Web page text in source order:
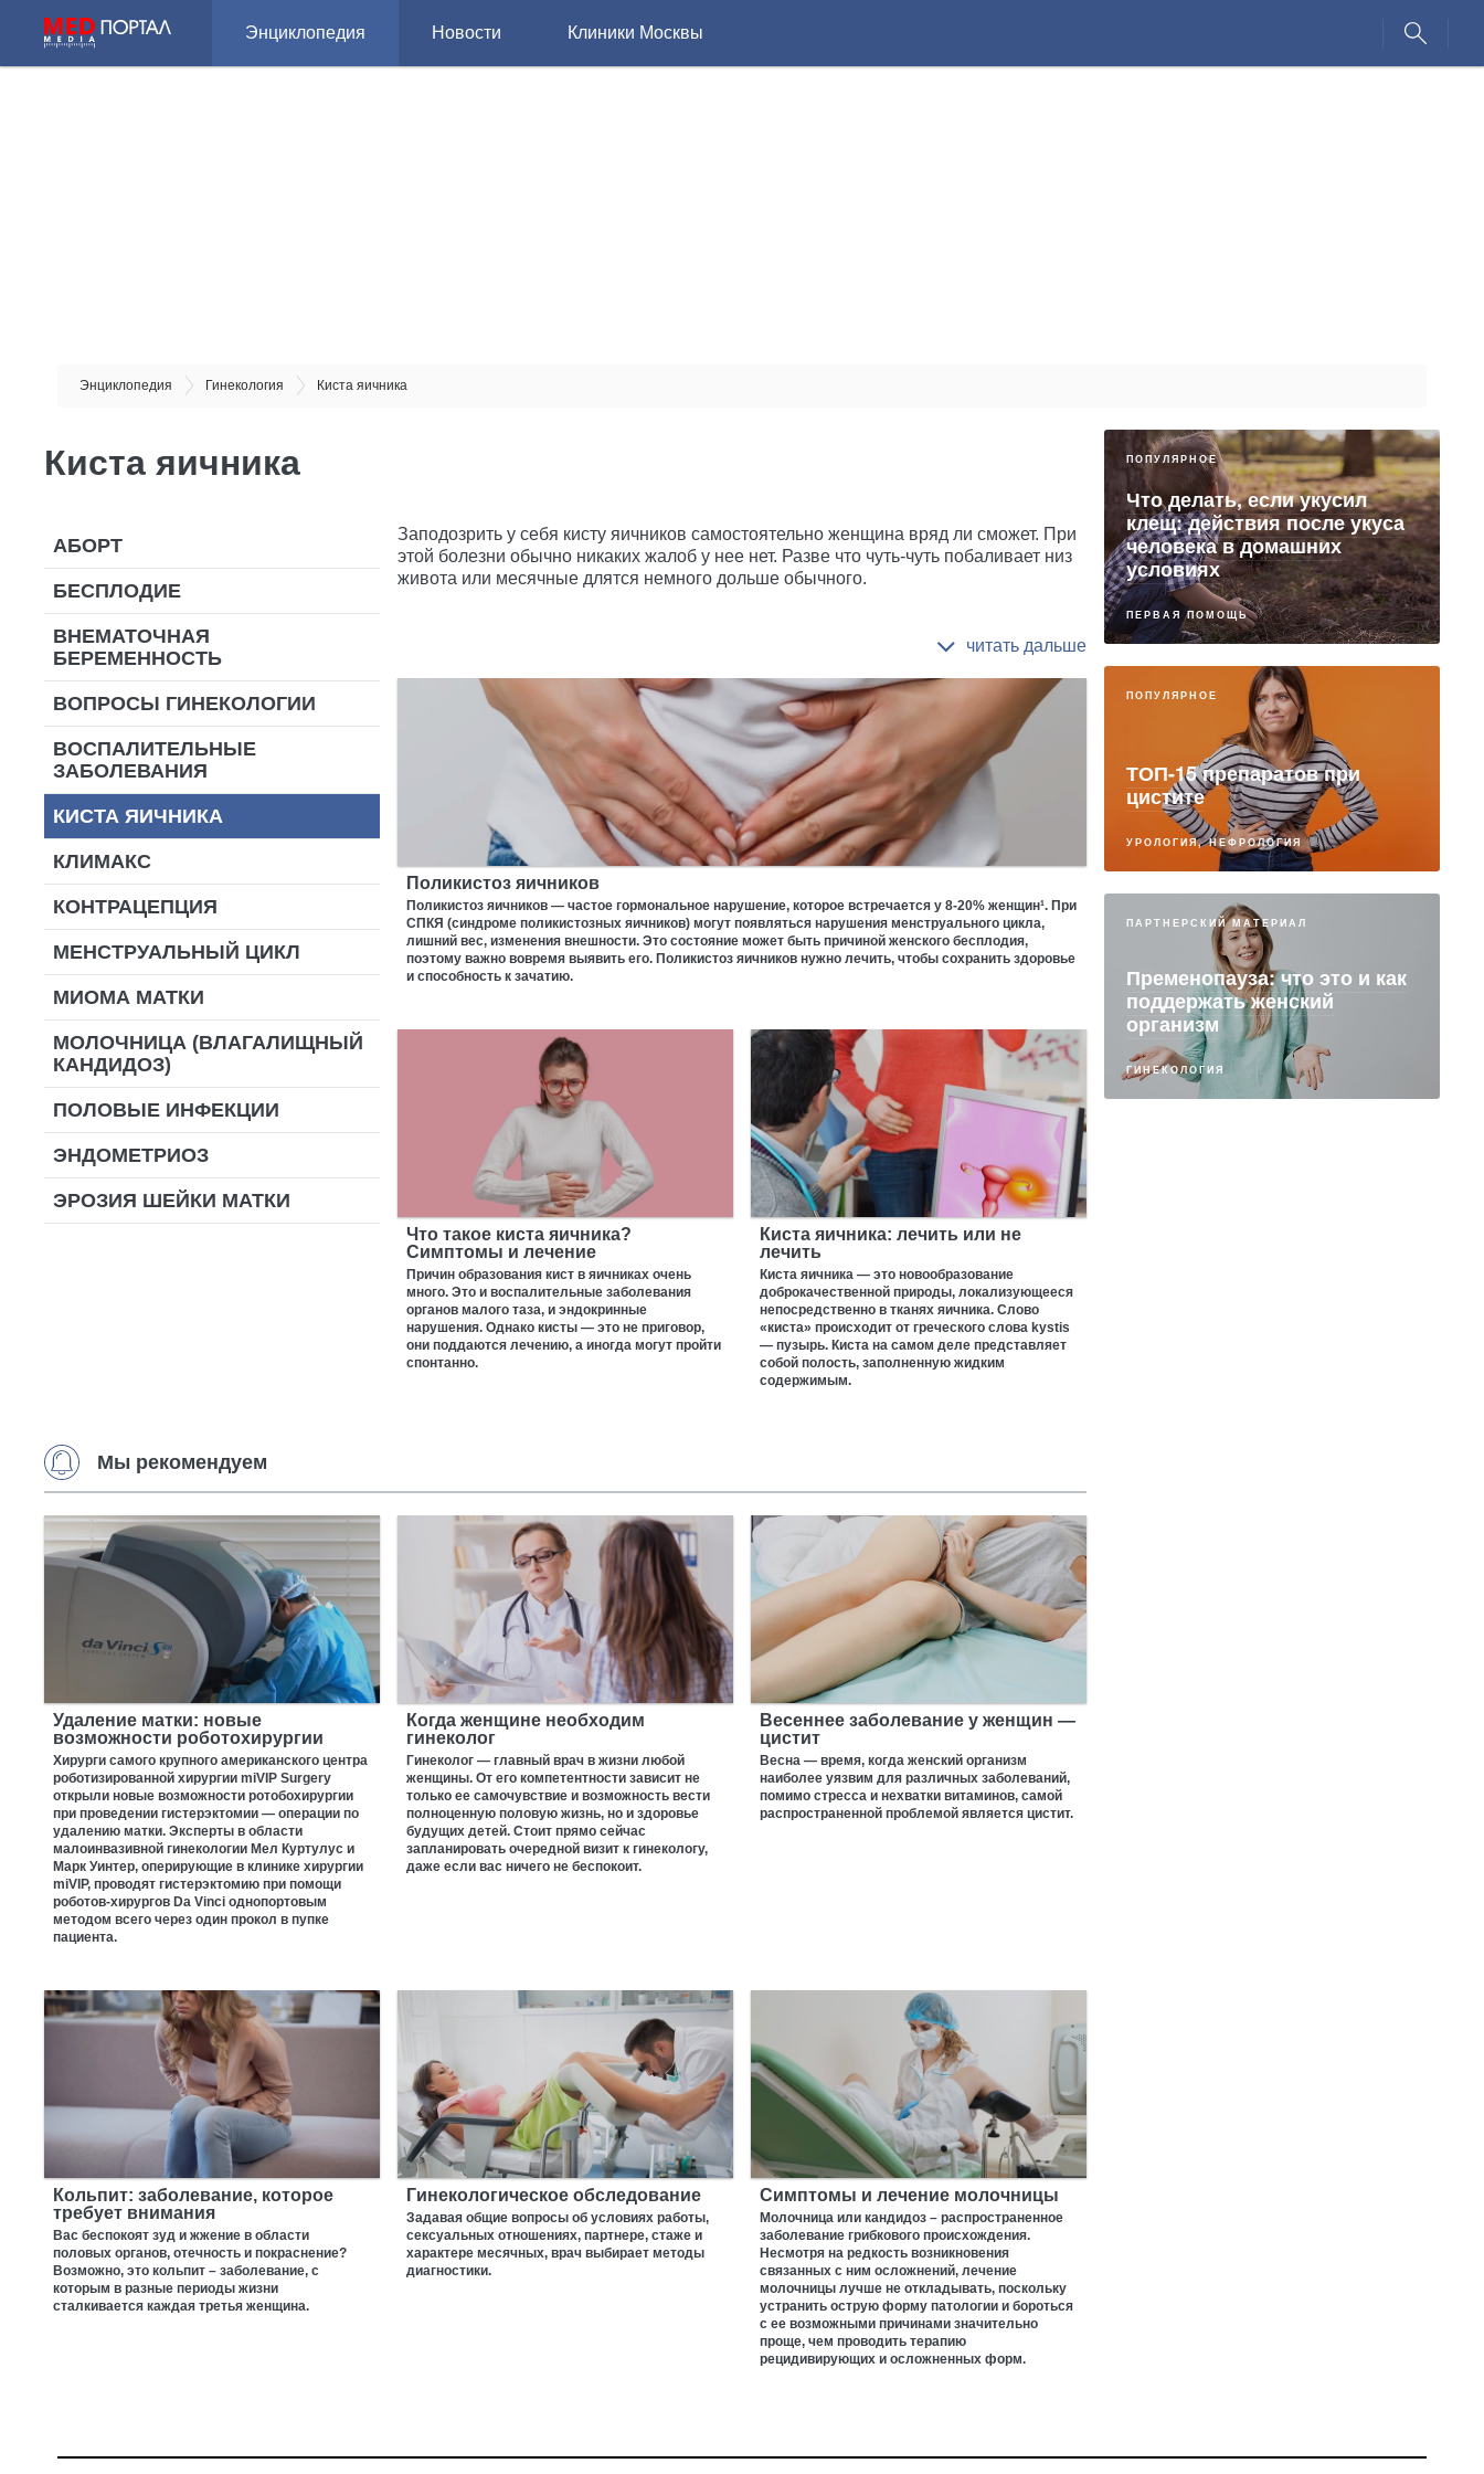
Энциклопедия Новости Клиники Москвы
Энциклопедия Гинекология Киста яичника
Киста яичника
АБОРТ
БЕСПЛОДИЕ
ВНЕМАТОЧНАЯ
БЕРЕМЕННОСТЬ
ВОПРОСЫ ГИНЕКОЛОГИИ
ВОСПАЛИТЕЛЬНЫЕ
ЗАБОЛЕВАНИЯ
КИСТА ЯИЧНИКА
КЛИМАКС
КОНТРАЦЕПЦИЯ
МЕНСТРУАЛЬНЫЙ ЦИКЛ
МИОМА МАТКИ
МОЛОЧНИЦА (ВЛАГАЛИЩНЫЙ
КАНДИДОЗ)
ПОЛОВЫЕ ИНФЕКЦИИ
ЭНДОМЕТРИОЗ
ЭРОЗИЯ ШЕЙКИ МАТКИ
Заподозрить у себя кисту яичников самостоятельно женщина вряд ли сможет. При
этой болезни обычно никаких жалоб у нее нет. Разве что чуть-чуть побаливает низ
живота или месячные длятся немного дольше обычного.
Поликистоз яичников
Поликистоз яичников — частое гормональное нарушение, которое встречается у 8-20% женщин¹. При
СПКЯ (синдроме поликистозных яичников) могут появляться нарушения менструального цикла,
лишний вес, изменения внешности. Это состояние может быть причиной женского бесплодия,
поэтому важно вовремя выявить его. Поликистоз яичников нужно лечить, чтобы сохранить здоровье
и способность к зачатию.
Что такое киста яичника?
Симптомы и лечение
Причин образования кист в яичниках очень
много. Это и воспалительные заболевания
органов малого таза, и эндокринные
нарушения. Однако кисты — это не приговор,
они поддаются лечению, а иногда могут пройти
спонтанно.
Киста яичника: лечить или не
лечить
Киста яичника — это новообразование
доброкачественной природы, локализующееся
непосредственно в тканях яичника. Слово
«киста» происходит от греческого слова kystis
— пузырь. Киста на самом деле представляет
собой полость, заполненную жидким
содержимым.
Мы рекомендуем
Удаление матки: новые
возможности роботохирургии
Хирурги самого крупного американского центра
роботизированной хирургии miVIP Surgery
открыли новые возможности ротобохирургии
при проведении гистерэктомии — операции по
удалению матки. Эксперты в области
малоинвазивной гинекологии Мел Куртулус и
Марк Уинтер, оперирующие в клинике хирургии
miVIP, проводят гистерэктомию при помощи
роботов-хирургов Da Vinci однопортовым
методом всего через один прокол в пупке
пациента.
Когда женщине необходим
гинеколог
Гинеколог — главный врач в жизни любой
женщины. От его компетентности зависит не
только ее самочувствие и возможность вести
полноценную половую жизнь, но и здоровье
будущих детей. Стоит прямо сейчас
запланировать очередной визит к гинекологу,
даже если вас ничего не беспокоит.
Весеннее заболевание у женщин —
цистит
Весна — время, когда женский организм
наиболее уязвим для различных заболеваний,
помимо стресса и нехватки витаминов, самой
распространенной проблемой является цистит.
Кольпит: заболевание, которое
требует внимания
Вас беспокоят зуд и жжение в области
половых органов, отечность и покраснение?
Возможно, это кольпит – заболевание, с
которым в разные периоды жизни
сталкивается каждая третья женщина.
Гинекологическое обследование
Задавая общие вопросы об условиях работы,
сексуальных отношениях, партнере, стаже и
характере месячных, врач выбирает методы
диагностики.
Симптомы и лечение молочницы
Молочница или кандидоз – распространенное
заболевание грибкового происхождения.
Несмотря на редкость возникновения
связанных с ним осложнений, лечение
молочницы лучше не откладывать, поскольку
устранить острую форму патологии и бороться
с ее возможными причинами значительно
проще, чем проводить терапию
рецидивирующих и осложненных форм.
ПОПУЛЯРНОЕ
Что делать, если укусил
клещ: действия после укуса
человека в домашних
условиях
ПЕРВАЯ ПОМОЩЬ
ПОПУЛЯРНОЕ
ТОП-15 препаратов при
цистите
УРОЛОГИЯ, НЕФРОЛОГИЯ
ПАРТНЕРСКИЙ МАТЕРИАЛ
Пременопауза: что это и как
поддержать женский
организм
ГИНЕКОЛОГИЯ